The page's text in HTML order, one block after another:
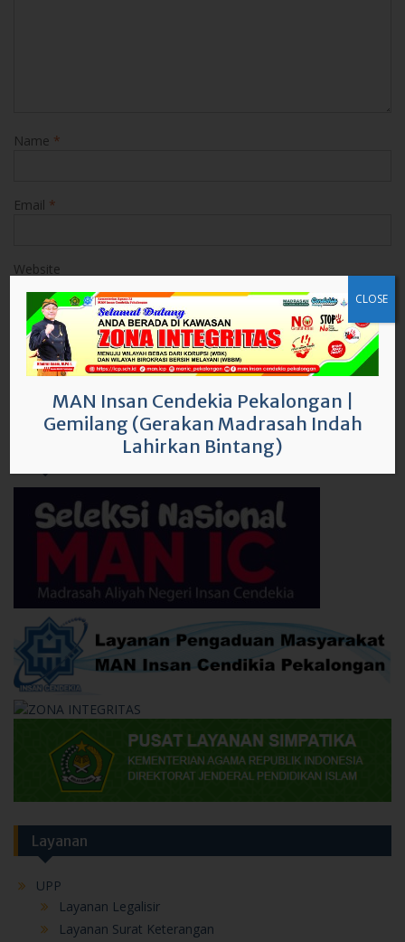
Name *
Email *
Website
Save my name, email, and website in this browser for the
next time I comment.
Layanan
UPP
Layanan Legalisir
Layanan Surat Keterangan
MAN Insan Cendekia Pekalongan
Gemilang (Gerakan Madrasah Indah
Lahirkan Bintang)
CLOSE